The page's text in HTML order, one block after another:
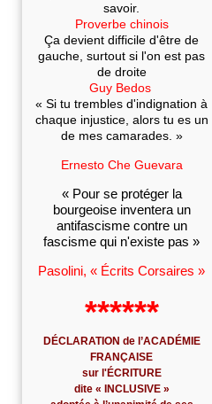
savoir.
Proverbe chinois
Ça devient difficile d'être de
gauche, surtout si l'on est pas
de droite
Guy Bedos
« Si tu trembles d'indignation à
chaque injustice, alors tu es un
de mes camarades. »
Ernesto Che Guevara
« Pour se protéger la
bourgeoise inventera un
antifascisme contre un
fascisme qui n'existe pas »
Pasolini, « Écrits Corsaires »
******
DÉCLARATION de l’ACADÉMIE
FRANÇAISE
sur l'ÉCRITURE
dite « INCLUSIVE »